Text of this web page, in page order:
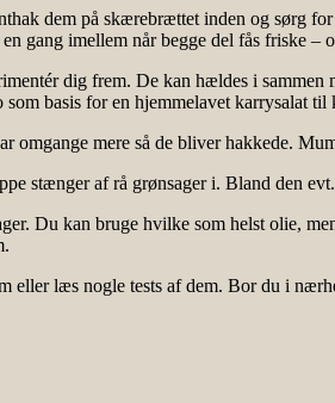
dem på skærebrættet inden og sørg
gang imellem når begge del fås friske –
dig frem. De kan hældes i
basis for en hjemmelavet karrysalat til
omgange mere så de bliver hakkede.
stænger af rå grønsager i. Bland den
Du kan bruge hvilke som helst olie,
eller læs nogle tests af dem. Bor du i